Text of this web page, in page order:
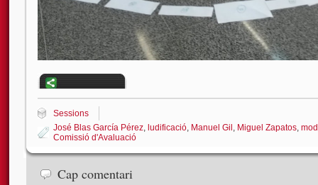
Sessions
José Blas García Pérez, ludificació, Manuel Gil , Miguel Zapatos,
Comissió d'Avaluació
Cap comentari